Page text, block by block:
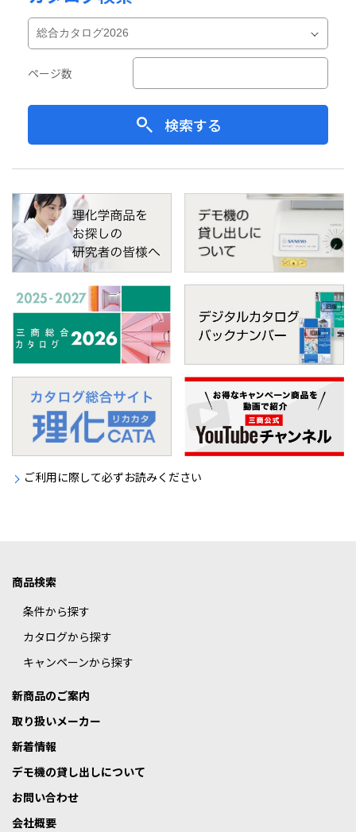
ページ数
検索する
ご利用に際して必ずお読みください
商品検索
条件から探す
カタログから探す
キャンペーンから探す
新商品のご案内
取り扱いメーカー
新着情報
デモ機の貸し出しについて
お問い合わせ
会社概要